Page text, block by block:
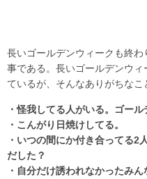
長いゴールデンウィークも終
事である。長いゴールデンウ
ているが、そんなありがちなこ
・怪我してる人がいる。ゴー
・こんがり日焼けしてる。
・いつの間にか付き合ってる2
だした？
・自分だけ誘われなかったみ